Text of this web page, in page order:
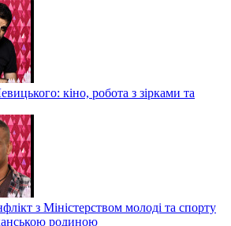
кіно, робота з зірками та
з Міністерством молоді та спорту
родиною